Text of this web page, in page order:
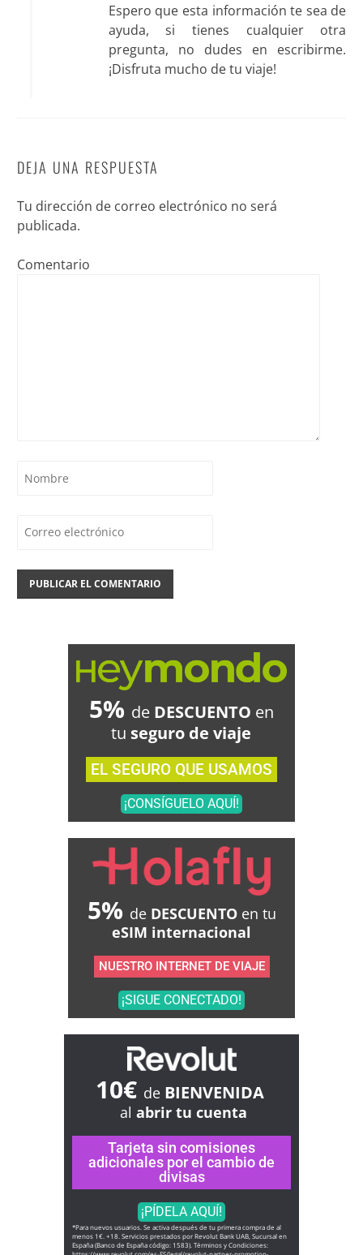
Espero que esta información te sea de
ayuda, si tienes cualquier otra
pregunta, no dudes en escribirme.
¡Disfruta mucho de tu viaje!
DEJA UNA RESPUESTA
Tu dirección de correo electrónico no será
publicada.
Comentario
5% deDESCUENTO en
tu seguro de viaje
EL SEGURO QUE USAMOS
¡CONSÍGUELO AQUÍ!
5% de DESCUENTO en tu
eSIM internacional
NUESTRO INTERNET DE VIAJE
¡SIGUE CONECTADO!
10€ de BIENVENIDA
al abrir tu cuenta
Tarjeta sin comisiones
adicionales por el cambio de
divisas
¡PÍDELA AQUÍ!
*Para nuevos usuarios. Se activa después de tu primera compra de al
menos 1€. +18. Servicios prestados por Revolut Bank UAB, Sucursal en
España (Banco de España código: 1583). Términos y Condiciones: